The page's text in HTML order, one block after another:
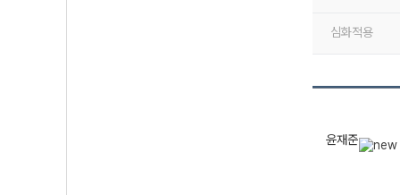
심화적용
윤재준